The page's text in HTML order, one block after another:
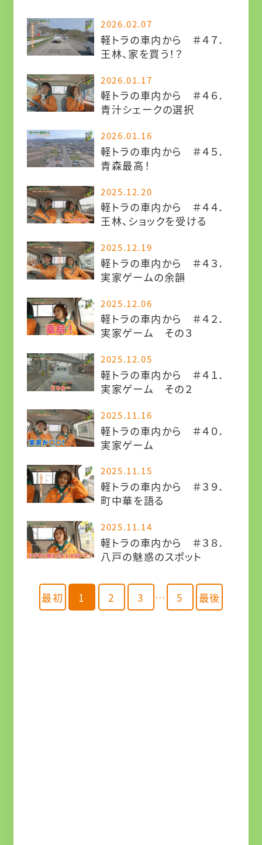
2026.02.07
軽トラの車内から ＃４７．
王林、家を買う！？
2026.01.17
軽トラの車内から ＃４６．
青汁シェークの選択
2026.01.16
軽トラの車内から ＃４５．
青森最高！
2025.12.20
軽トラの車内から ＃４４．
王林、ショックを受ける
2025.12.19
軽トラの車内から ＃４３．
実家ゲームの余韻
2025.12.06
軽トラの車内から ＃４２．
実家ゲーム その３
2025.12.05
軽トラの車内から ＃４１．
実家ゲーム その２
2025.11.16
軽トラの車内から ＃４０．
実家ゲーム
2025.11.15
軽トラの車内から ＃３９．
町中華を語る
2025.11.14
軽トラの車内から ＃３８．
八戸の魅惑のスポット
最初 1 2 3 … 5 最後